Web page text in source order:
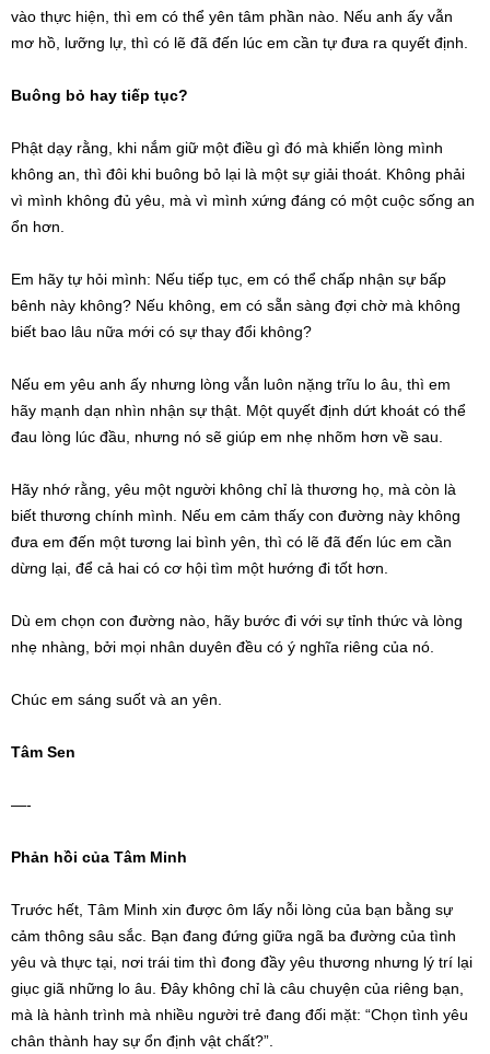
vào thực hiện, thì em có thể yên tâm phần nào. Nếu anh ấy vẫn
mơ hồ, lưỡng lự, thì có lẽ đã đến lúc em cần tự đưa ra quyết định.
Buông bỏ hay tiếp tục?
Phật dạy rằng, khi nắm giữ một điều gì đó mà khiến lòng mình
không an, thì đôi khi buông bỏ lại là một sự giải thoát. Không phải
vì mình không đủ yêu, mà vì mình xứng đáng có một cuộc sống an
ổn hơn.
Em hãy tự hỏi mình: Nếu tiếp tục, em có thể chấp nhận sự bấp
bênh này không? Nếu không, em có sẵn sàng đợi chờ mà không
biết bao lâu nữa mới có sự thay đổi không?
Nếu em yêu anh ấy nhưng lòng vẫn luôn nặng trĩu lo âu, thì em
hãy mạnh dạn nhìn nhận sự thật. Một quyết định dứt khoát có thể
đau lòng lúc đầu, nhưng nó sẽ giúp em nhẹ nhõm hơn về sau.
Hãy nhớ rằng, yêu một người không chỉ là thương họ, mà còn là
biết thương chính mình. Nếu em cảm thấy con đường này không
đưa em đến một tương lai bình yên, thì có lẽ đã đến lúc em cần
dừng lại, để cả hai có cơ hội tìm một hướng đi tốt hơn.
Dù em chọn con đường nào, hãy bước đi với sự tỉnh thức và lòng
nhẹ nhàng, bởi mọi nhân duyên đều có ý nghĩa riêng của nó.
Chúc em sáng suốt và an yên.
Tâm Sen
—-
Phản hồi của Tâm Minh
Trước hết, Tâm Minh xin được ôm lấy nỗi lòng của bạn bằng sự
cảm thông sâu sắc. Bạn đang đứng giữa ngã ba đường của tình
yêu và thực tại, nơi trái tim thì đong đầy yêu thương nhưng lý trí lại
giục giã những lo âu. Đây không chỉ là câu chuyện của riêng bạn,
mà là hành trình mà nhiều người trẻ đang đối mặt: “Chọn tình yêu
chân thành hay sự ổn định vật chất?”.